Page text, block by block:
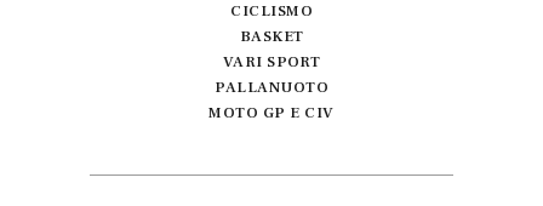
CICLISMO
BASKET
VARI SPORT
PALLANUOTO
MOTO GP E CIV